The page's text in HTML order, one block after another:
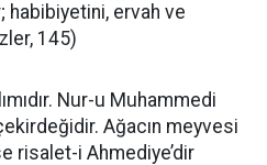
ervah ve
145)
Nur-u Muhammedi
Ağacın meyvesi
risalet-i Ahmediye’dir